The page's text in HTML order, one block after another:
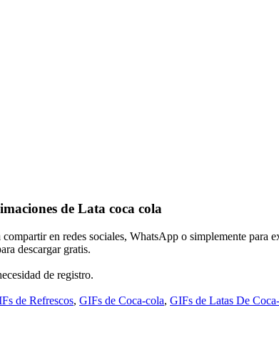
de Lata coca cola
compartir en redes sociales, WhatsApp o simplemente para
descargar gratis.
de registro.
de Refrescos, GIFs de Coca-cola, GIFs de Latas De